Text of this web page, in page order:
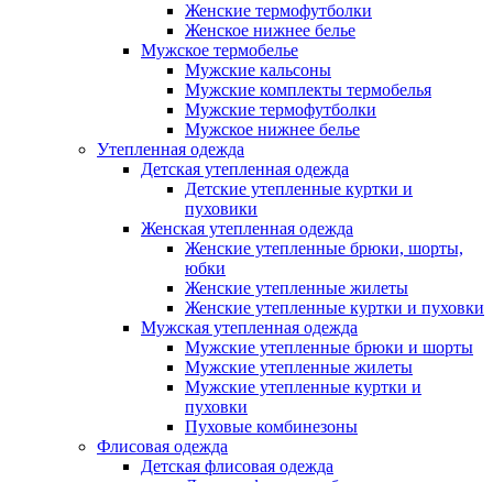
Женские термофутболки
Женское нижнее белье
Мужское термобелье
Мужские кальсоны
Мужские комплекты термобелья
Мужские термофутболки
Мужское нижнее белье
Утепленная одежда
Детская утепленная одежда
Детские утепленные куртки и
пуховики
Женская утепленная одежда
Женские утепленные брюки, шорты,
юбки
Женские утепленные жилеты
Женские утепленные куртки и пуховки
Мужская утепленная одежда
Мужские утепленные брюки и шорты
Мужские утепленные жилеты
Мужские утепленные куртки и
пуховки
Пуховые комбинезоны
Флисовая одежда
Детская флисовая одежда